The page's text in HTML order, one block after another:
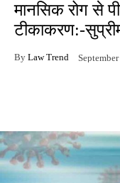
मानसिक रोग से
टीकाकरण:-
By Law Trend